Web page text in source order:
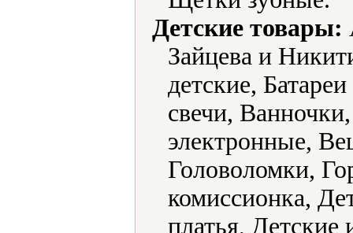
Детские товары:
Зайцева и
детские,
свечи,
электронные,
Головоломки,
комиссионка,
платья,